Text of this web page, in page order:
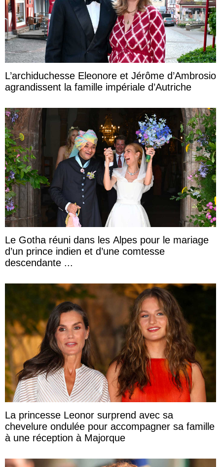
L’archiduchesse Eleonore et Jérôme d’Ambrosio
agrandissent la famille impériale d’Autriche
Le Gotha réuni dans les Alpes pour le mariage
d’un prince indien et d’une comtesse
descendante ...
La princesse Leonor surprend avec sa
chevelure ondulée pour accompagner sa famille
à une réception à Majorque